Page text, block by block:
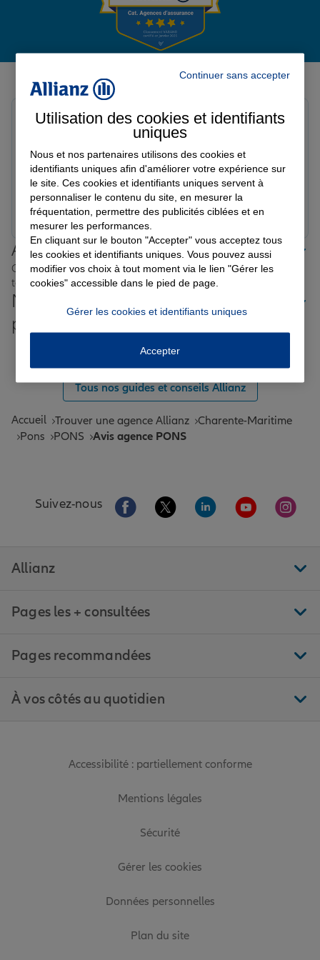
Garantie des accidents de la vie
Assurance scolaire
Protection juridique
Retraite
Tous nos devis d'assurance
Avis de l'agence Agence PONS
Avis sur une période de 6 mois
Des interlocuteurs très compétents,, mon sinistre a été
pris en charge avec beaucoup de sérieux et
d’empathie, merci à vous!
Audrey H.
Prendre un RDV Voir l'agence
Allianz proche de chez vous
Où que vous soyez en France, nos agences Allianz sont
toujours près de chez vous.
Nos offres d'assurance dans les
plus grandes villes de France
Toutes les agences Allianz de France
Tous nos guides et conseils Allianz
Accueil Trouver une agence Allianz Charente-Maritime
Pons
PONS Avis agence PONS
Suivez-nous Aller sur la page Facebook de Allianz
Aller sur la page Twitter de
Aller sur la page
Aller sur la
Aller
Allianz
Pages les + consultées
Pages recommandées
À vos côtés au quotidien
Accessibilité : partiellement conforme
Mentions légales
Sécurité
Gérer les cookies
Données personnelles
Plan du site
Continuer sans accepter
Utilisation des cookies et identifiants
uniques
Nous et nos partenaires utilisons des cookies et
identifiants uniques afin d'améliorer votre expérience sur
le site. Ces cookies et identifiants uniques servent à
personnaliser le contenu du site, en mesurer la
fréquentation, permettre des publicités ciblées et en
mesurer les performances.
En cliquant sur le bouton "Accepter" vous acceptez tous
les cookies et identifiants uniques. Vous pouvez aussi
modifier vos choix à tout moment via le lien "Gérer les
cookies" accessible dans le pied de page.
Gérer les cookies et identifiants uniques
Accepter